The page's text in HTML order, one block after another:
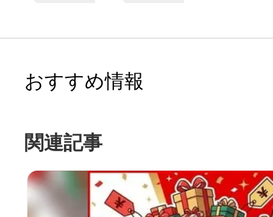
おすすめ情報
関連記事